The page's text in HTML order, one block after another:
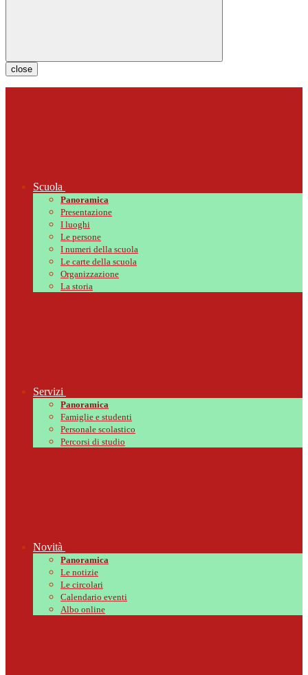
close
Scuola
Panoramica
Presentazione
I luoghi
Le persone
I numeri della scuola
Le carte della scuola
Organizzazione
La storia
Servizi
Panoramica
Famiglie e studenti
Personale scolastico
Percorsi di studio
Novità
Panoramica
Le notizie
Le circolari
Calendario eventi
Albo online